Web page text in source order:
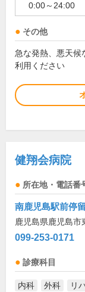
0:00～24:00
その他
急な発熱、悪天候
利用ください
健翔会病院
所在地・電話番
南鹿児島駅前停
鹿児島県鹿児島
099-253-0171
診療科目
内科 外科 リ